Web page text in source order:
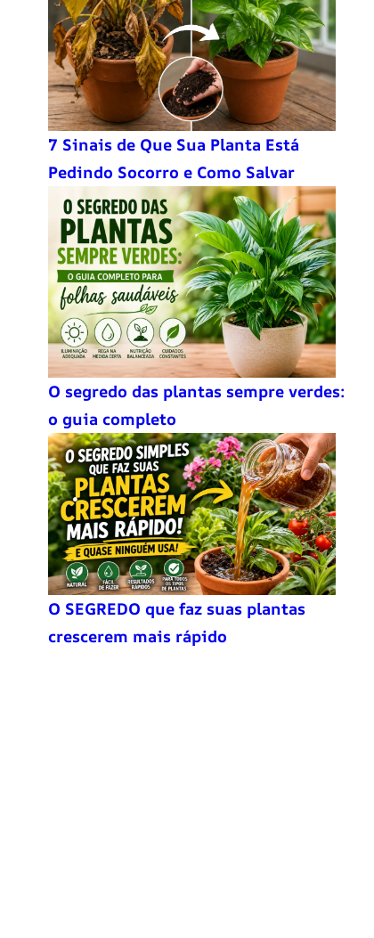
7 Sinais de Que Sua Planta Está
Pedindo Socorro e Como Salvar
O segredo das plantas sempre verdes:
o guia completo
O SEGREDO que faz suas plantas
crescerem mais rápido